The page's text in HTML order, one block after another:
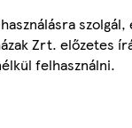
Zrt. előzetes
felhasználni.